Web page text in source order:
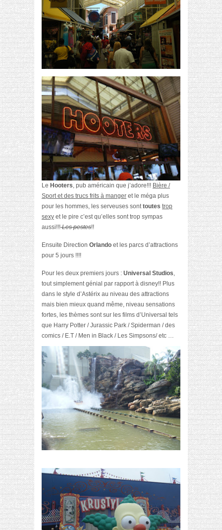
Le Hooters, pub américain que j’adore!!! Bière /
Sport et des trucs frits à manger et le méga plus
pour les hommes, les serveuses sonttoutes trop
sexy et le pire c’est qu’elles sont trop sympas
aussi!!!Les pestes!!
Ensuite Direction Orlando et les parcs d’attractions
pour 5 jours !!!!
Pour les deux premiers jours : Universal Studios,
tout simplement génial par rapport à disney!! Plus
dans le style d’Astérix au niveau des attractions
mais bien mieux quand même, niveau sensations
fortes, les thèmes sont sur les films d’Universal tels
que Harry Potter / Jurassic Park / Spiderman / des
comics / E.T / Men in Black / Les Simpsons/ etc …